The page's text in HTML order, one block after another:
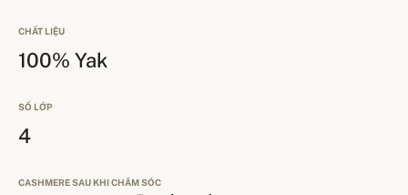
CHẤT LIỆU
100% Yak
SỐ LỚP
4
CASHMERE SAU KHI CHĂM SÓC